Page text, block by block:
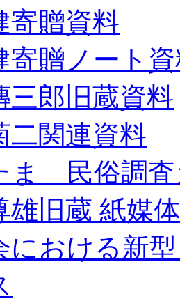
寄贈資料
寄贈ノート
三郎旧蔵資料
二関連資料
ま 民俗調査
雄旧蔵 紙媒
における新